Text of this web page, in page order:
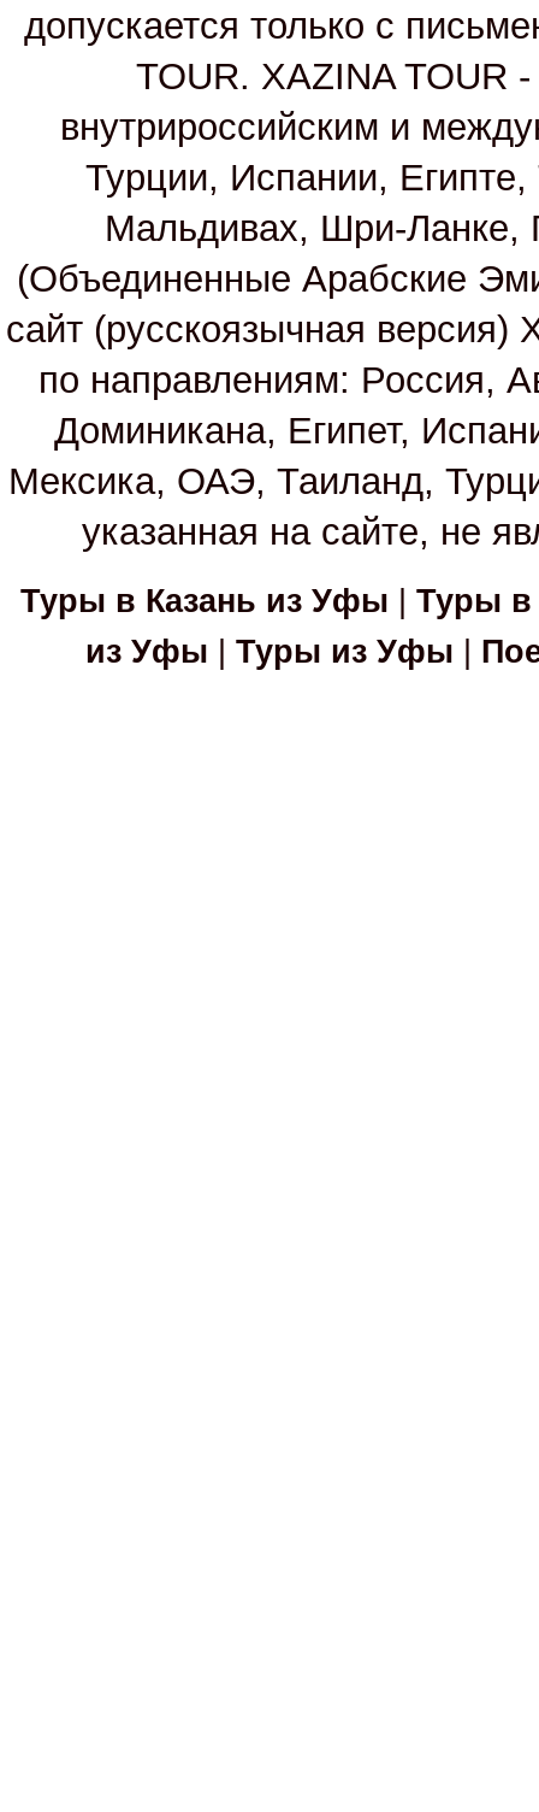
допускается только с
TOUR. XAZINA TOUR -
внутрироссийским и
Турции, Испании,
Мальдивах, Шри-Ланке,
(Объединенные Арабские
сайт (русскоязычная
по направлениям: Россия,
Доминикана, Египет,
Мексика, ОАЭ, Таиланд,
указанная на сайте, не
Туры в Казань из Уфы
Туры в
из Уфы
Туры из Уфы